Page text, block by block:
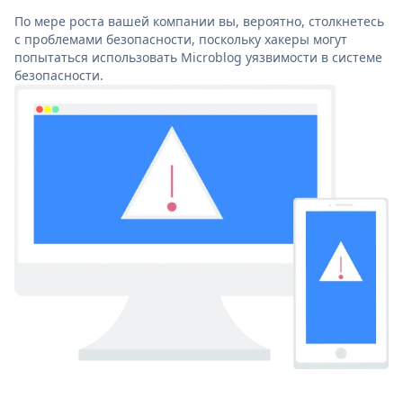
По мере роста вашей компании вы, вероятно, столкнетесь
с проблемами безопасности, поскольку хакеры могут
попытаться использовать Microblog уязвимости в системе
безопасности.